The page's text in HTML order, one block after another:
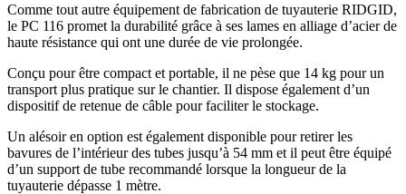
Comme tout autre équipement de fabrication de tuyauterie RIDGID,
le PC 116 promet la durabilité grâce à ses lames en alliage d’acier de
haute résistance qui ont une durée de vie prolongée.
Conçu pour être compact et portable, il ne pèse que 14 kg pour un
transport plus pratique sur le chantier. Il dispose également d’un
dispositif de retenue de câble pour faciliter le stockage.
Un alésoir en option est également disponible pour retirer les
bavures de l’intérieur des tubes jusqu’à 54 mm et il peut être équipé
d’un support de tube recommandé lorsque la longueur de la
tuyauterie dépasse 1 mètre.